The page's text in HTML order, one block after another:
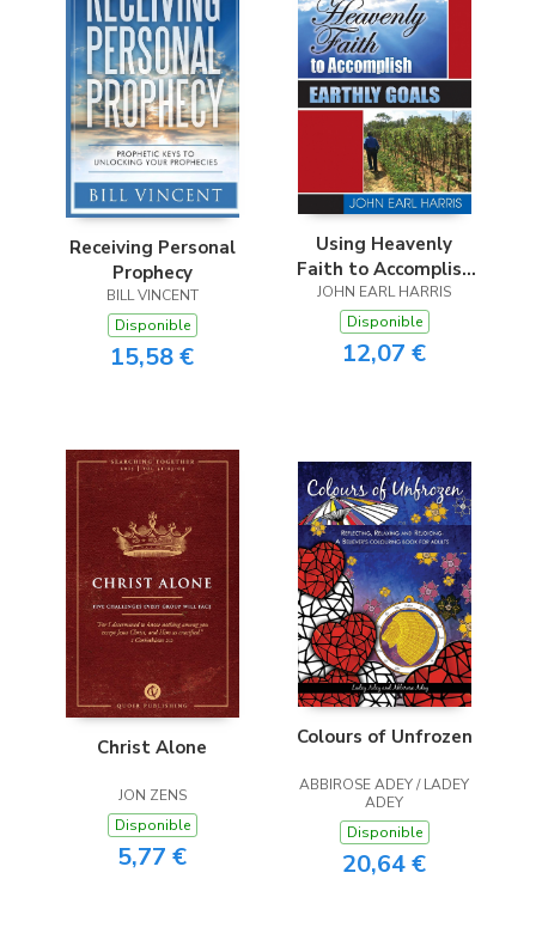
Receiving Personal
Prophecy
BILL VINCENT
Disponible
15,58 €
Using Heavenly
Faith to Accomplish
Earthly Goals
JOHN EARL HARRIS
Disponible
12,07 €
Christ Alone
JON ZENS
Disponible
5,77 €
Colours of Unfrozen
ABBIROSE ADEY / LADEY
ADEY
Disponible
20,64 €